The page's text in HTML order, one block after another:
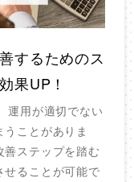
するためのス
果UP！
運用が適切でない
ことがありま
ステップを踏む
せることが可能で